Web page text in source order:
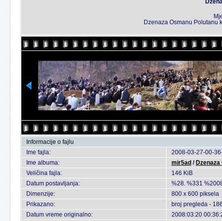
Dzenaza Osmanu Polutanu
Informacije o fajlu
Ime fajla:
2008-03-27-00-
Ime albuma:
mir5ad /
Veličina fajla:
146 KiB
Datum postavljanja:
%28. %331
Dimenzije:
800 x 600 piksela
Prikazano:
broj pregleda -
Datum vreme originalno:
2008:03:20